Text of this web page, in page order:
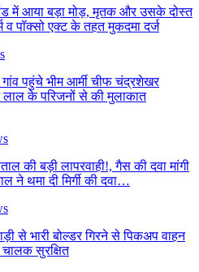
में आया बड़ा मोड़, मृतक और उसके दोस्त
व पॉक्सो एक्ट के तहत मुकदमा दर्ज
पहुंचे भीम आर्मी चीफ चंद्रशेखर
के परिजनों से की मुलाकात
की बड़ी लापरवाही!, गैस की दवा मांगी
ने थमा दी मिर्गी की दवा…
से भारी बोल्डर गिरने से पिकअप वाहन
सुरक्षित